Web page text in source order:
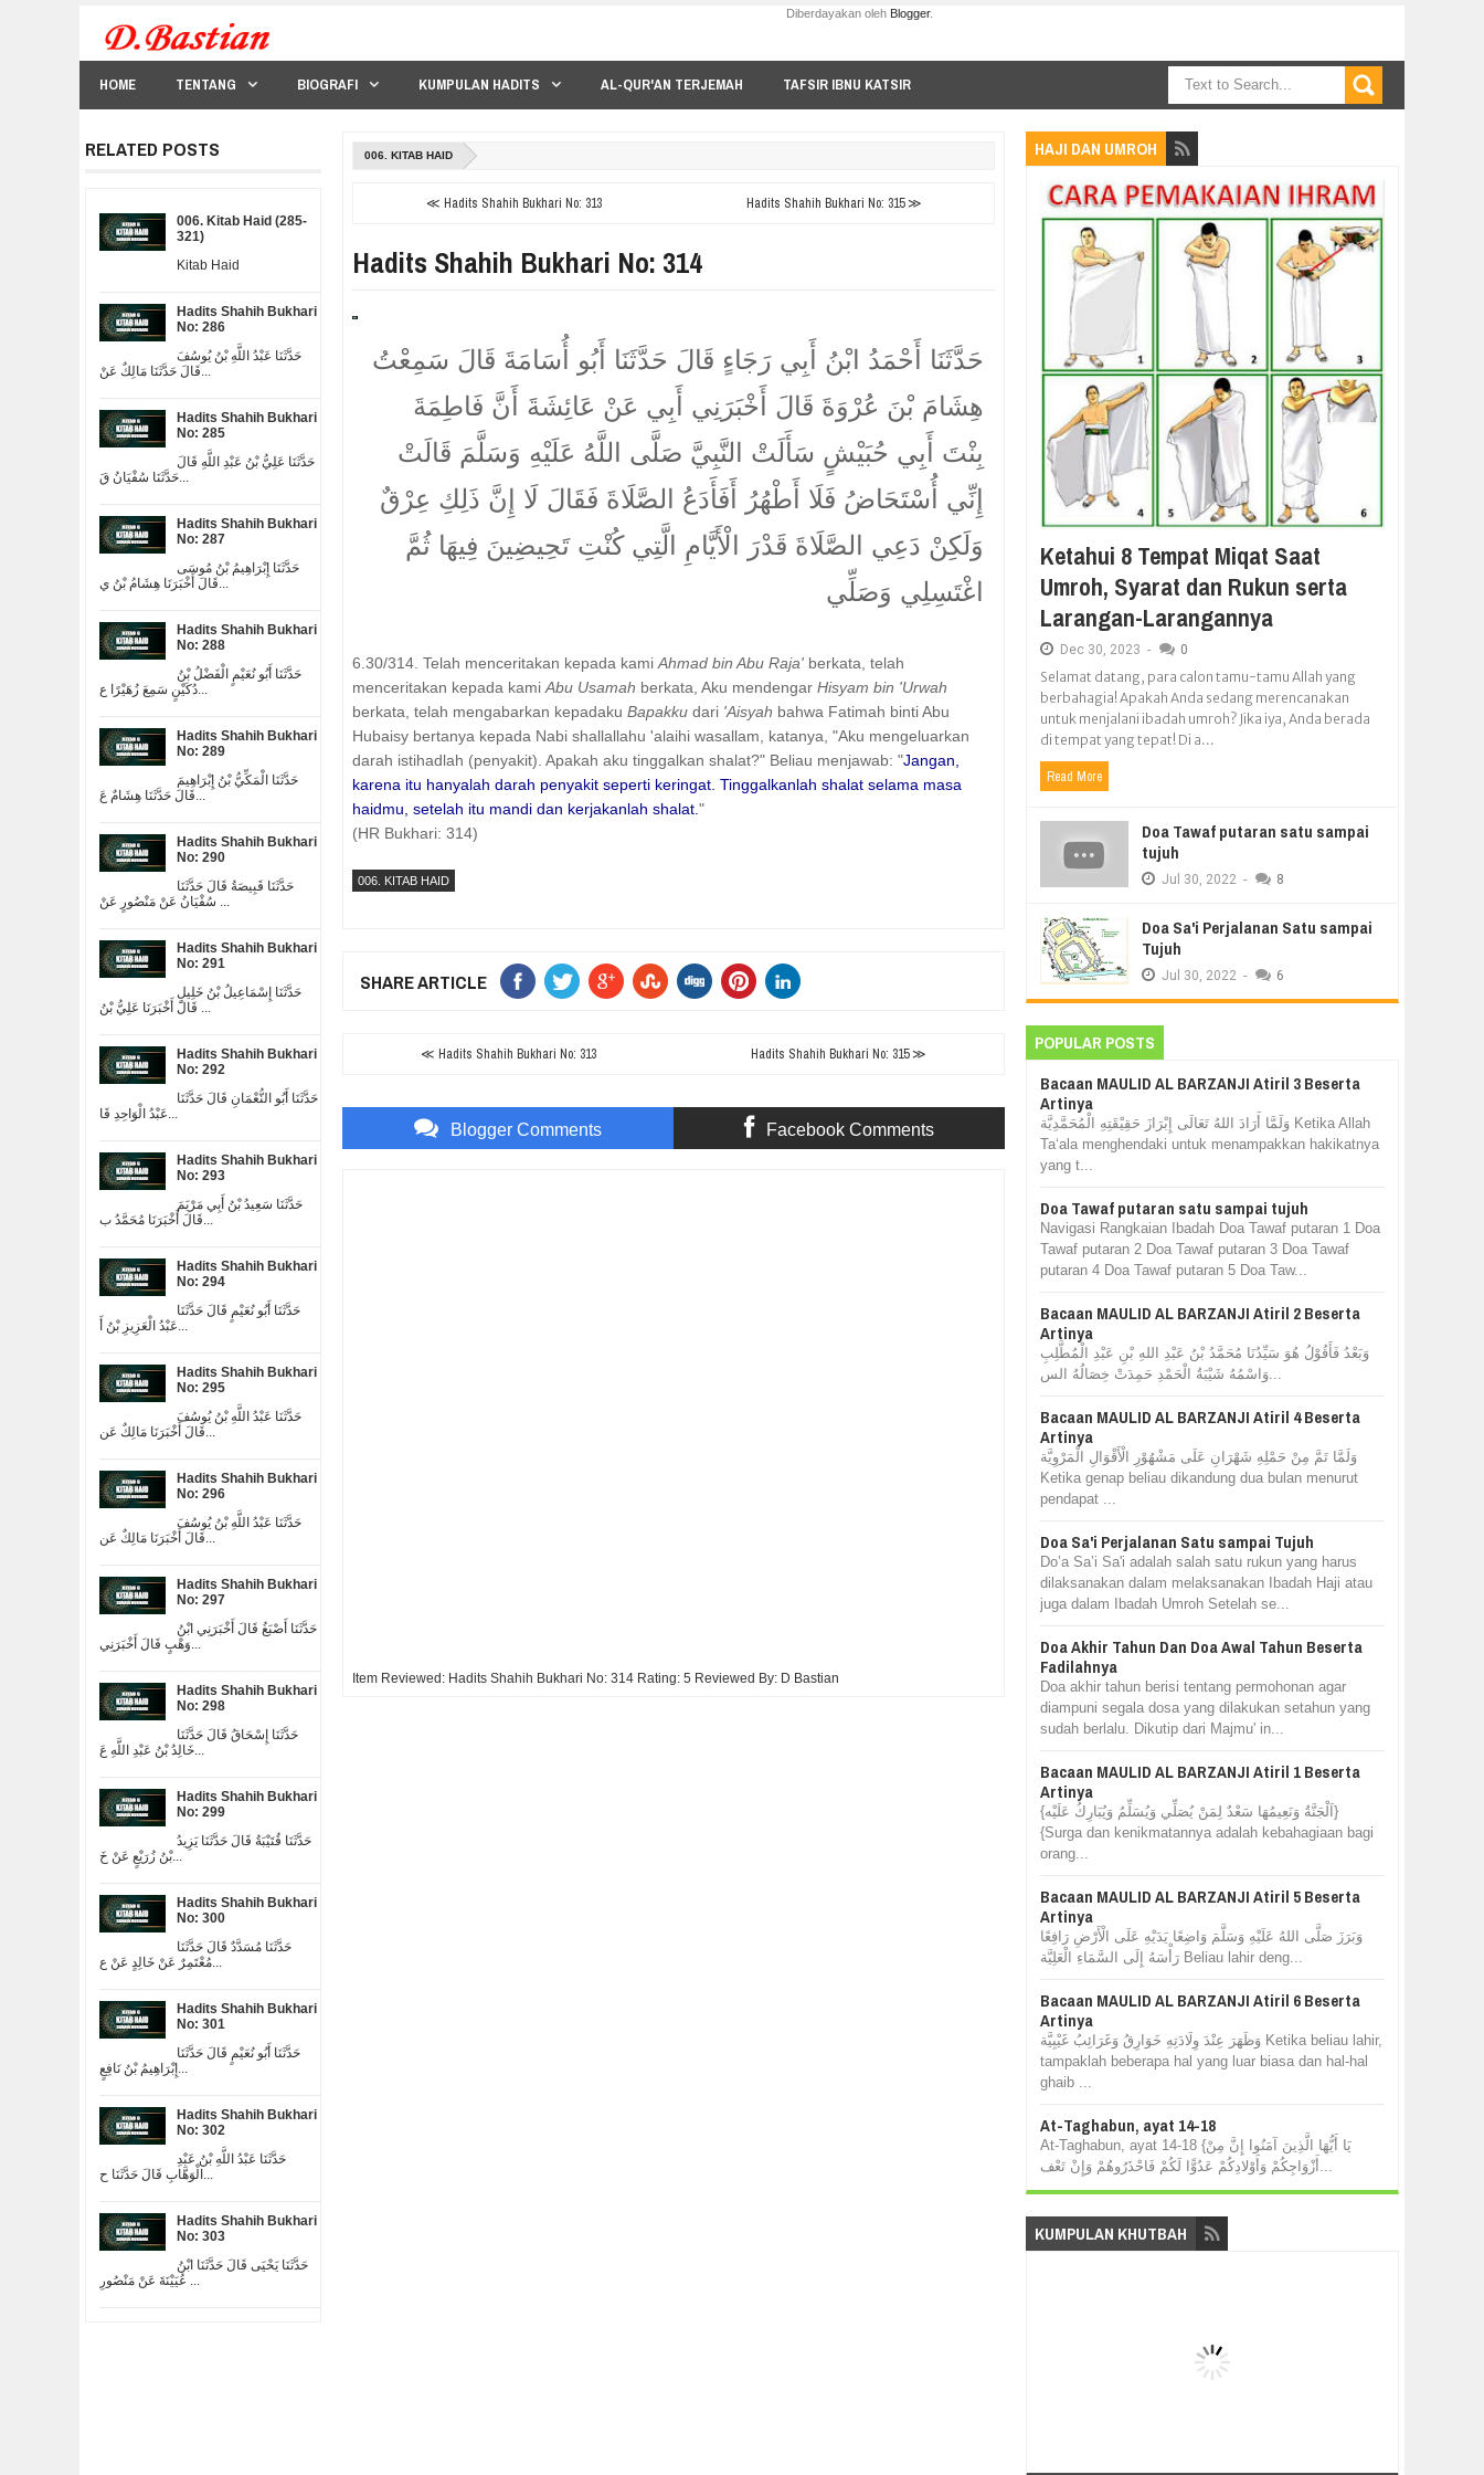
Diberdayakan oleh Blogger.
HOME TENTANG BIOGRAFI KUMPULAN HADITS AL-QUR'AN TERJEMAH TAFSIR IBNU KATSIR
006. KITAB HAID
≪ Hadits Shahih Bukhari No: 313 Hadits Shahih Bukhari No: 315 ≫
Hadits Shahih Bukhari No: 314
حَدَّثَنَا أَحْمَدُ ابْنُ أَبِي رَجَاءٍ قَالَ حَدَّثَنَا أَبُو أُسَامَةَ قَالَ سَمِعْتُ
هِشَامَ بْنَ عُرْوَةَ قَالَ أَخْبَرَنِي أَبِي عَنْ عَائِشَةَ أَنَّ فَاطِمَةَ
بِنْتَ أَبِي حُبَيْشٍ سَأَلَتْ النَّبِيَّ صَلَّى اللَّهُ عَلَيْهِ وَسَلَّمَ قَالَتْ
إِنِّي أُسْتَحَاضُ فَلَا أَطْهُرُ أَفَأَدَعُ الصَّلَاةَ فَقَالَ لَا إِنَّ ذَلِكِ عِرْقٌ
وَلَكِنْ دَعِي الصَّلَاةَ قَدْرَ الْأَيَّامِ الَّتِي كُنْتِ تَحِيضِينَ فِيهَا ثُمَّ
اغْتَسِلِي وَصَلِّي
6.30/314. Telah menceritakan kepada kamiAhmad bin Abu Raja' berkata, telah
menceritakan kepada kamiAbu Usamah berkata, Aku mendengarHisyam bin 'Urwah
berkata, telah mengabarkan kepadakuBapakku dari 'Aisyah bahwa Fatimah binti Abu
Hubaisy bertanya kepada Nabi shallallahu 'alaihi wasallam, katanya, "Aku mengeluarkan
darah istihadlah (penyakit). Apakah aku tinggalkan shalat?" Beliau menjawab: "Jangan,
karena itu hanyalah darah penyakit seperti keringat. Tinggalkanlah shalat selama masa
haidmu, setelah itu mandi dan kerjakanlah shalat."
(HR Bukhari: 314)
006. KITAB HAID
SHARE ARTICLE
≪ Hadits Shahih Bukhari No: 313 Hadits Shahih Bukhari No: 315 ≫
Blogger Comments Facebook Comments
Item Reviewed: Hadits Shahih Bukhari No: 314 Rating:5 Reviewed By: D Bastian
RELATED POSTS
006. Kitab Haid (285-
321)
Kitab Haid
Hadits Shahih Bukhari
No: 286
حَدَّثَنَا عَبْدُ اللَّهِ بْنُ يُوسُفَ
قَالَ حَدَّثَنَا مَالِكٌ عَنْ...
Hadits Shahih Bukhari
No: 285
حَدَّثَنَا عَلِيُّ بْنُ عَبْدِ اللَّهِ قَالَ
حَدَّثَنَا سُفْيَانُ قَ...
Hadits Shahih Bukhari
No: 287
حَدَّثَنَا إِبْرَاهِيمُ بْنُ مُوسَى
قَالَ أَخْبَرَنَا هِشَامُ بْنُ ي...
Hadits Shahih Bukhari
No: 288
حَدَّثَنَا أَبُو نُعَيْمٍ الْفَضْلُ بْنُ
دُكَيْنٍ سَمِعَ زُهَيْرًا ع...
Hadits Shahih Bukhari
No: 289
حَدَّثَنَا الْمَكِّيُّ بْنُ إِبْرَاهِيمَ
قَالَ حَدَّثَنَا هِشَامٌ عَ...
Hadits Shahih Bukhari
No: 290
حَدَّثَنَا قَبِيصَةُ قَالَ حَدَّثَنَا
سُفْيَانُ عَنْ مَنْصُورٍ عَنْ ...
Hadits Shahih Bukhari
No: 291
حَدَّثَنَا إِسْمَاعِيلُ بْنُ خَلِيلٍ
قَالَ أَخْبَرَنَا عَلِيُّ بْنُ ...
Hadits Shahih Bukhari
No: 292
حَدَّثَنَا أَبُو النُّعْمَانِ قَالَ حَدَّثَنَا
عَبْدُ الْوَاحِدِ قَا...
Hadits Shahih Bukhari
No: 293
حَدَّثَنَا سَعِيدُ بْنُ أَبِي مَرْيَمَ
قَالَ أَخْبَرَنَا مُحَمَّدُ ب...
Hadits Shahih Bukhari
No: 294
حَدَّثَنَا أَبُو نُعَيْمٍ قَالَ حَدَّثَنَا
عَبْدُ الْعَزِيزِ بْنُ أَ...
Hadits Shahih Bukhari
No: 295
حَدَّثَنَا عَبْدُ اللَّهِ بْنُ يُوسُفَ
قَالَ أَخْبَرَنَا مَالِكٌ عَن...
Hadits Shahih Bukhari
No: 296
حَدَّثَنَا عَبْدُ اللَّهِ بْنُ يُوسُفَ
قَالَ أَخْبَرَنَا مَالِكٌ عَن...
Hadits Shahih Bukhari
No: 297
حَدَّثَنَا أَصْبَغُ قَالَ أَخْبَرَنِي ابْنُ
وَهْبٍ قَالَ أَخْبَرَنِي...
Hadits Shahih Bukhari
No: 298
حَدَّثَنَا إِسْحَاقُ قَالَ حَدَّثَنَا
خَالِدُ بْنُ عَبْدِ اللَّهِ عَ...
Hadits Shahih Bukhari
No: 299
حَدَّثَنَا قُتَيْبَةُ قَالَ حَدَّثَنَا يَزِيدُ
بْنُ زُرَيْعٍ عَنْ خَ...
Hadits Shahih Bukhari
No: 300
حَدَّثَنَا مُسَدَّدٌ قَالَ حَدَّثَنَا
مُعْتَمِرٌ عَنْ خَالِدٍ عَنْ ع...
Hadits Shahih Bukhari
No: 301
حَدَّثَنَا أَبُو نُعَيْمٍ قَالَ حَدَّثَنَا
إِبْرَاهِيمُ بْنُ نَافِعٍ...
Hadits Shahih Bukhari
No: 302
حَدَّثَنَا عَبْدُ اللَّهِ بْنُ عَبْدِ
الْوَهَّابِ قَالَ حَدَّثَنَا ح...
Hadits Shahih Bukhari
No: 303
حَدَّثَنَا يَحْيَى قَالَ حَدَّثَنَا ابْنُ
عُيَيْنَةَ عَنْ مَنْصُورِ ...
HAJI DAN UMROH
Ketahui 8 Tempat Miqat Saat
Umroh, Syarat dan Rukun serta
Larangan-Larangannya
Dec 30, 2023 - 0
Selamat datang, para calon tamu-tamu Allah yang
berbahagia! Apakah Anda sedang merencanakan
untuk menjalani ibadah umroh? Jika iya, Anda berada
di tempat yang tepat! Di a...
Read More
Doa Tawaf putaran satu sampai
tujuh
Jul 30, 2022 - 8
Doa Sa'i Perjalanan Satu sampai
Tujuh
Jul 30, 2022 - 6
POPULAR POSTS
Bacaan MAULID AL BARZANJI Atiril 3 Beserta
Artinya
وَلَمَّا أَرَادَ اللهُ تَعَالَى إِبْرَازَ حَقِيْقَتِهِ الْمُحَمَّدِيَّة Ketika Allah
Ta‘ala menghendaki untuk menampakkan hakikatnya
yang t...
Doa Tawaf putaran satu sampai tujuh
Navigasi Rangkaian Ibadah Doa Tawaf putaran 1 Doa
Tawaf putaran 2 Doa Tawaf putaran 3 Doa Tawaf
putaran 4 Doa Tawaf putaran 5 Doa Taw...
Bacaan MAULID AL BARZANJI Atiril 2 Beserta
Artinya
وَبَعْدُ فَأَقُوْلُ هُوَ سَيِّدُنَا مُحَمَّدُ بْنُ عَبْدِ اللهِ بْنِ عَبْدِ الْمُطَّلِبِ
وَاسْمُهُ شَيْبَةُ الْحَمْدِ حَمِدَتْ خِصَالُهُ الس...
Bacaan MAULID AL BARZANJI Atiril 4 Beserta
Artinya
وَلَمَّا تَمَّ مِنْ حَمْلِهِ شَهْرَانِ عَلَى مَشْهُوْرِ الْأَقْوَالِ الْمَرْوِيَّة
Ketika genap beliau dikandung dua bulan menurut
pendapat ...
Doa Sa'i Perjalanan Satu sampai Tujuh
Do’a Sa’i Sa'i adalah salah satu rukun yang harus
dilaksanakan dalam melaksanakan Ibadah Haji atau
juga dalam Ibadah Umroh Setelah se...
Doa Akhir Tahun Dan Doa Awal Tahun Beserta
Fadilahnya
Doa akhir tahun berisi tentang permohonan agar
diampuni segala dosa yang dilakukan setahun yang
sudah berlalu. Dikutip dari Majmu' in...
Bacaan MAULID AL BARZANJI Atiril 1 Beserta
Artinya
{اَلْجَنَّةُ وَنَعِيمُهَا سَعْدٌ لِمَنْ يُصَلِّي وَيُسَلِّمُ وَيُبَارِكُ عَلَيْه}
{Surga dan kenikmatannya adalah kebahagiaan bagi
orang...
Bacaan MAULID AL BARZANJI Atiril 5 Beserta
Artinya
وَبَرَزَ صَلَّى اللهُ عَلَيْهِ وَسَلَّمَ وَاضِعًا يَدَيْهِ عَلَى الْأَرْضِ رَافِعًا
رَأْسَهُ إِلَى السَّمَاءِ الْعَلِيَّة Beliau lahir deng...
Bacaan MAULID AL BARZANJI Atiril 6 Beserta
Artinya
وَظَهَرَ عِنْدَ وِلَادَتِهِ خَوَارِقُ وَغَرَائِبُ غَيْبِيَّة Ketika beliau lahir,
tampaklah beberapa hal yang luar biasa dan hal-hal
ghaib ...
At-Taghabun, ayat 14-18
At-Taghabun, ayat 14-18 {يَا أَيُّهَا الَّذِينَ آمَنُوا إِنَّ مِنْ
أَزْوَاجِكُمْ وَأَوْلادِكُمْ عَدُوًّا لَكُمْ فَاحْذَرُوهُمْ وَإِنْ تَعْف...
KUMPULAN KHUTBAH